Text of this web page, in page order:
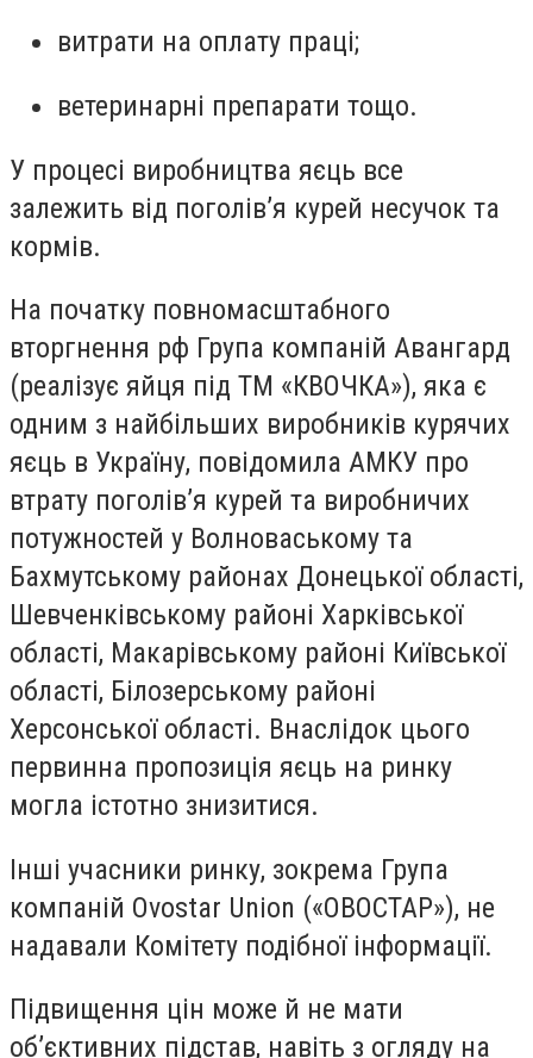
витрати на оплату праці;
ветеринарні препарати тощо.
У процесі виробництва яєць все
залежить від поголів’я курей несучок та
кормів.
На початку повномасштабного
вторгнення рф Група компаній Авангард
(реалізує яйця під ТМ «КВОЧКА»), яка є
одним з найбільших виробників курячих
яєць в Україну, повідомила АМКУ про
втрату поголів’я курей та виробничих
потужностей у Волноваському та
Бахмутському районах Донецької області,
Шевченківському районі Харківської
області, Макарівському районі Київської
області, Білозерському районі
Херсонської області. Внаслідок цього
первинна пропозиція яєць на ринку
могла істотно знизитися.
Інші учасники ринку, зокрема Група
компаній Ovostar Union («ОВОСТАР»), не
надавали Комітету подібної інформації.
Підвищення цін може й не мати
об’єктивних підстав, навіть з огляду на